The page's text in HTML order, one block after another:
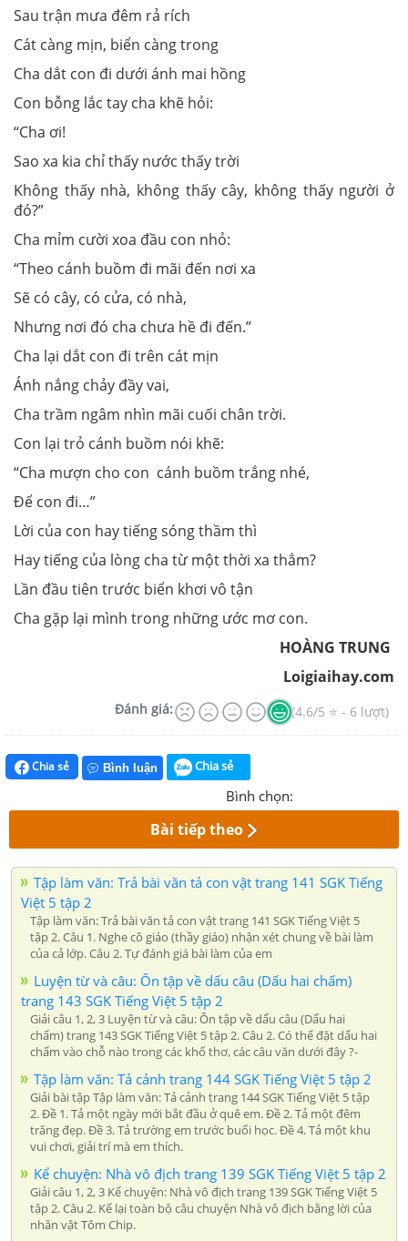
Sau trận mưa đêm rả rích
Cát càng mịn, biển càng trong
Cha dắt con đi dưới ánh mai hồng
Con bỗng lắc tay cha khẽ hỏi:
“Cha ơi!
Sao xa kia chỉ thấy nước thấy trời
Không thấy nhà, không thấy cây, không thấy người ở
đó?”
Cha mỉm cười xoa đầu con nhỏ:
“Theo cánh buồm đi mãi đến nơi xa
Sẽ có cây, có cửa, có nhà,
Nhưng nơi đó cha chưa hề đi đến.”
Cha lại dắt con đi trên cát mịn
Ánh nắng chảy đầy vai,
Cha trầm ngâm nhìn mãi cuối chân trời.
Con lại trỏ cánh buồm nói khẽ:
“Cha mượn cho con cánh buồm trắng nhé,
Để con đi…”
Lời của con hay tiếng sóng thầm thì
Hay tiếng của lòng cha từ một thời xa thẳm?
Lần đầu tiên trước biển khơi vô tận
Cha gặp lại mình trong những ước mơ con.
HOÀNG TRUNG
Loigiaihay.com
Đánh giá: (4.6/5 ⭐ - 6 lượt)
Chia sẻ Bình luận Chia sẻ
Bình chọn:
Bài tiếp theo
Tập làm văn: Trả bài văn tả con vật trang 141 SGK Tiếng
Việt 5 tập 2
Tập làm văn: Trả bài văn tả con vật trang 141 SGK Tiếng Việt 5
tập 2. Câu 1. Nghe cô giáo (thầy giáo) nhận xét chung về bài làm
của cả lớp. Câu 2. Tự đánh giá bài làm của em
Luyện từ và câu: Ôn tập về dấu câu (Dấu hai chấm)
trang 143 SGK Tiếng Việt 5 tập 2
Giải câu 1, 2, 3 Luyện từ và câu: Ôn tập về dấu câu (Dấu hai
chấm) trang 143 SGK Tiếng Việt 5 tập 2. Câu 2. Có thể đặt dấu hai
chấm vào chỗ nào trong các khổ thơ, các câu văn dưới đây ?-
Tập làm văn: Tả cảnh trang 144 SGK Tiếng Việt 5 tập 2
Giải bài tập Tập làm văn: Tả cảnh trang 144 SGK Tiếng Việt 5 tập
2. Đề 1. Tả một ngày mới bắt đầu ở quê em. Đề 2. Tả một đêm
trăng đẹp. Đề 3. Tả trường em trước buổi học. Đề 4. Tả một khu
vui chơi, giải trí mà em thích.
Kể chuyện: Nhà vô địch trang 139 SGK Tiếng Việt 5 tập 2
Giải câu 1, 2, 3 Kể chuyện: Nhà vô địch trang 139 SGK Tiếng Việt 5
tập 2. Câu 2. Kể lại toàn bộ câu chuyện Nhà vô địch bằng lời của
nhân vật Tôm Chip.